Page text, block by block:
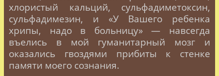
хлористый кальций, сульфадиметоксин,
сульфадимезин, и «У Вашего ребенка
хрипы, надо в больницу» — навсегда
въелись в мой гуманитарный мозг и
оказались гвоздями прибиты к стенке
памяти моего сознания.